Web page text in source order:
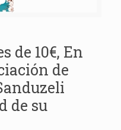
de 10€, En
de
de su